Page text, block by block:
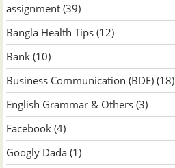
assignment (39)
Bangla Health Tips (12)
Bank (10)
Business Communication (BDE) (18)
English Grammar & Others (3)
Facebook (4)
Googly Dada (1)